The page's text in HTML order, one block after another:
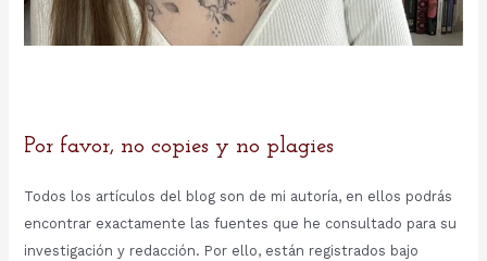
Por favor, no copies y no plagies
Todos los artículos del blog son de mi autoría, en ellos podrás
encontrar exactamente las fuentes que he consultado para su
investigación y redacción. Por ello, están registrados bajo